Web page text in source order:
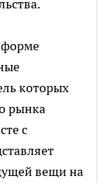
форме
которых
рынка
с
вещи на